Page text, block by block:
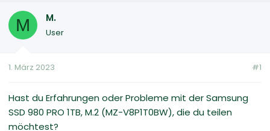
s
e
e
t
m
M M.
User
1. März 2023 #1
Hast du Erfahrungen oder Probleme mit der Samsung
SSD 980 PRO 1TB, M.2 (MZ-V8P1T0BW), die du teilen
möchtest?